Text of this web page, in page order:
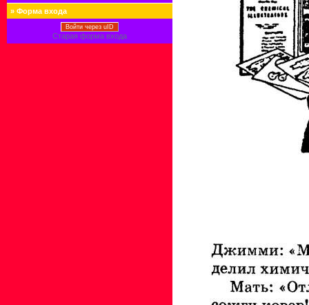
» Форма входа
Войти через uID
Старая форма входа